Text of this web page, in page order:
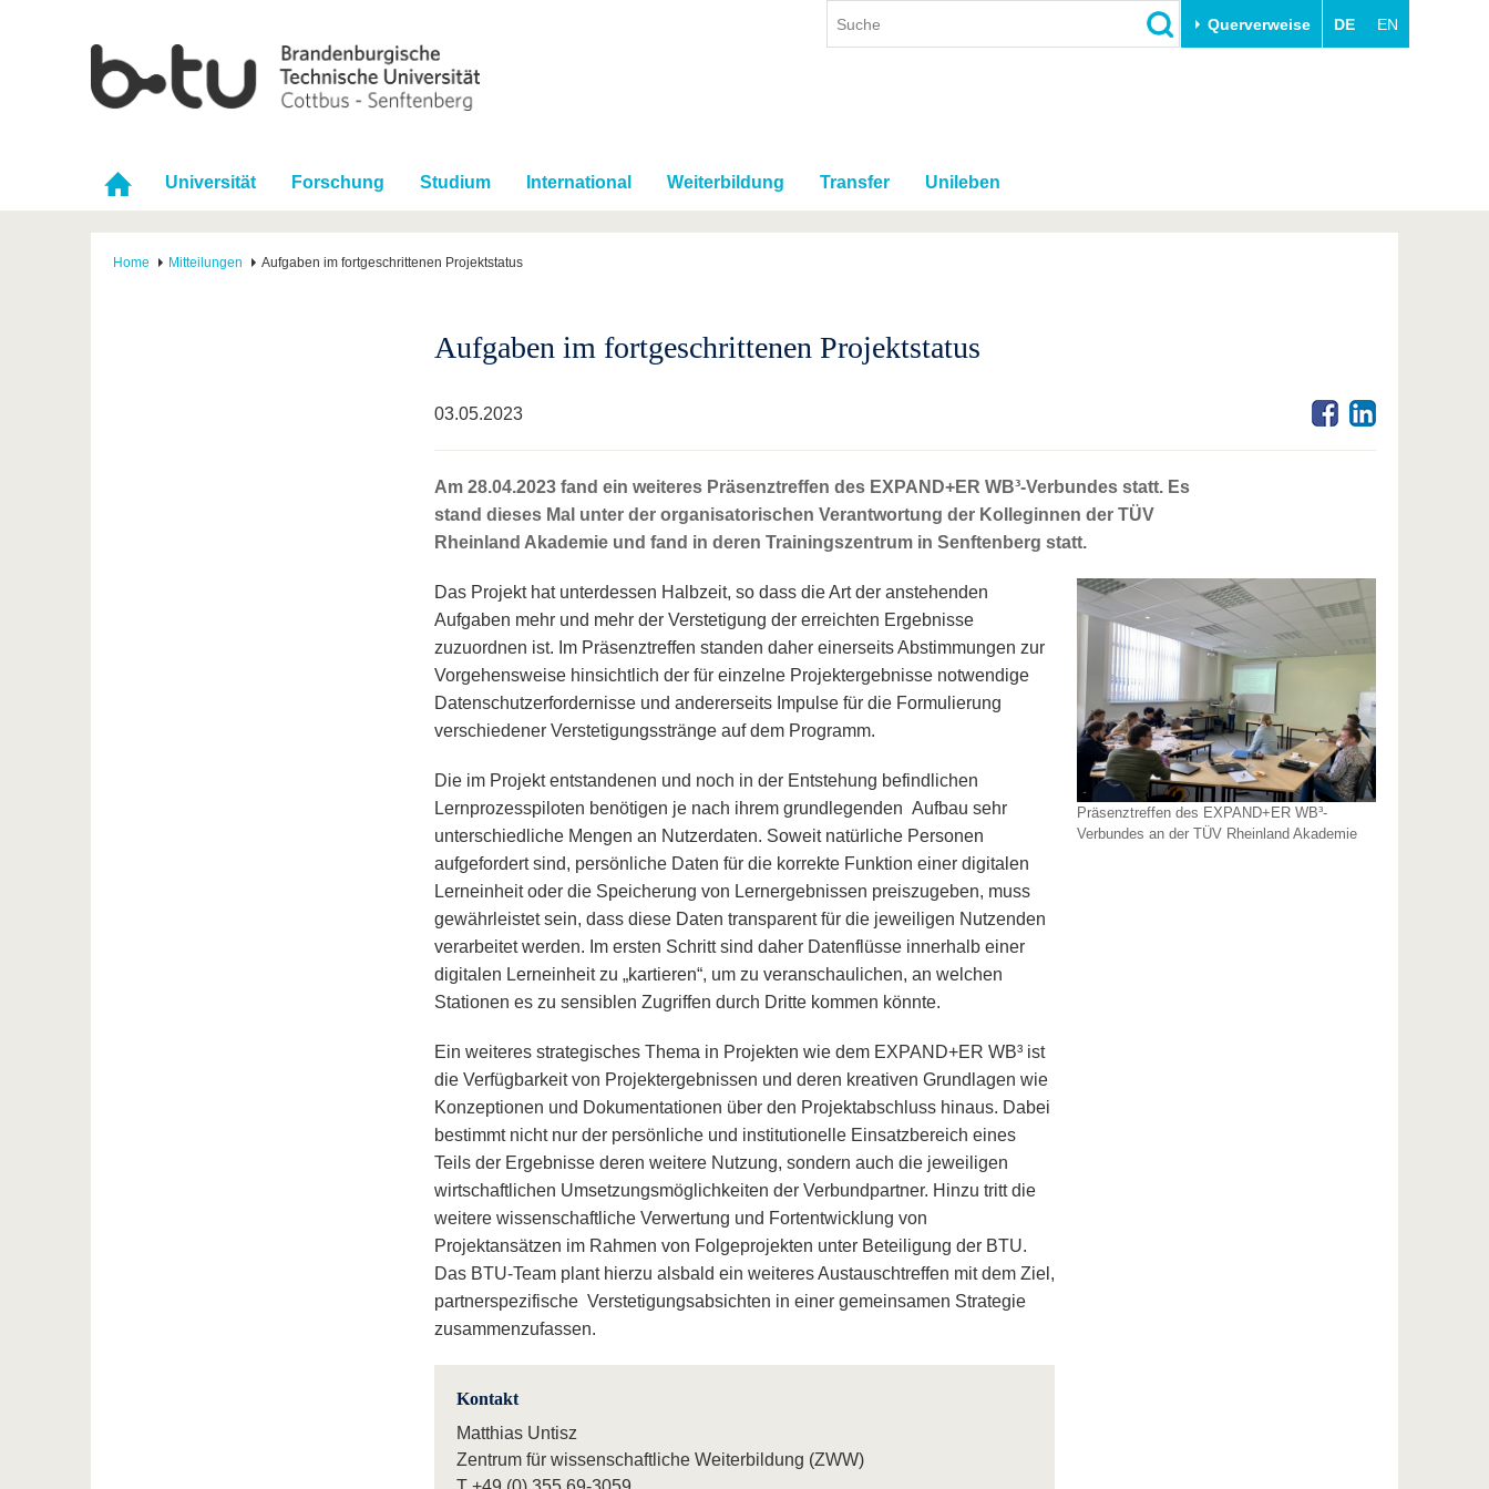
Querverweise DE EN
Universität Forschung Studium International Weiterbildung Transfer Unileben
Home Mitteilungen Aufgaben im fortgeschrittenen Projektstatus
Aufgaben im fortgeschrittenen Projektstatus
03.05.2023
Am 28.04.2023 fand ein weiteres Präsenztreffen des EXPAND+ER WB³-Verbundes statt. Es
stand dieses Mal unter der organisatorischen Verantwortung der Kolleginnen der TÜV
Rheinland Akademie und fand in deren Trainingszentrum in Senftenberg statt.
Das Projekt hat unterdessen Halbzeit, so dass die Art der anstehenden
Aufgaben mehr und mehr der Verstetigung der erreichten Ergebnisse
zuzuordnen ist. Im Präsenztreffen standen daher einerseits Abstimmungen zur
Vorgehensweise hinsichtlich der für einzelne Projektergebnisse notwendige
Datenschutzerfordernisse und andererseits Impulse für die Formulierung
verschiedener Verstetigungsstränge auf dem Programm.
Die im Projekt entstandenen und noch in der Entstehung befindlichen
Lernprozesspiloten benötigen je nach ihrem grundlegenden Aufbau sehr
unterschiedliche Mengen an Nutzerdaten. Soweit natürliche Personen
aufgefordert sind, persönliche Daten für die korrekte Funktion einer digitalen
Lerneinheit oder die Speicherung von Lernergebnissen preiszugeben, muss
gewährleistet sein, dass diese Daten transparent für die jeweiligen Nutzenden
verarbeitet werden. Im ersten Schritt sind daher Datenflüsse innerhalb einer
digitalen Lerneinheit zu „kartieren“, um zu veranschaulichen, an welchen
Stationen es zu sensiblen Zugriffen durch Dritte kommen könnte.
Ein weiteres strategisches Thema in Projekten wie dem EXPAND+ER WB³ ist
die Verfügbarkeit von Projektergebnissen und deren kreativen Grundlagen wie
Konzeptionen und Dokumentationen über den Projektabschluss hinaus. Dabei
bestimmt nicht nur der persönliche und institutionelle Einsatzbereich eines
Teils der Ergebnisse deren weitere Nutzung, sondern auch die jeweiligen
wirtschaftlichen Umsetzungsmöglichkeiten der Verbundpartner. Hinzu tritt die
weitere wissenschaftliche Verwertung und Fortentwicklung von
Projektansätzen im Rahmen von Folgeprojekten unter Beteiligung der BTU.
Das BTU-Team plant hierzu alsbald ein weiteres Austauschtreffen mit dem Ziel,
partnerspezifische Verstetigungsabsichten in einer gemeinsamen Strategie
zusammenzufassen.
Kontakt
Matthias Untisz
Zentrum für wissenschaftliche Weiterbildung (ZWW)
Präsenztreffen des EXPAND+ER WB³-
Verbundes an der TÜV Rheinland Akademie